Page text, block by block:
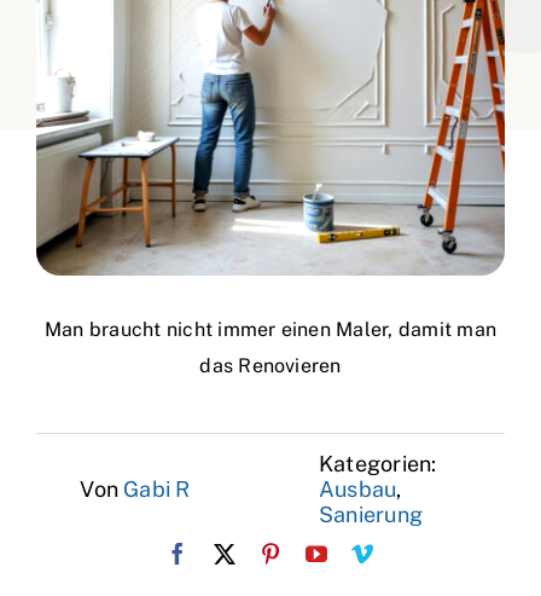
Man braucht nicht immer einen Maler, damit man
das Renovieren
Von Gabi R
Kategorien:
Ausbau,
Sanierung